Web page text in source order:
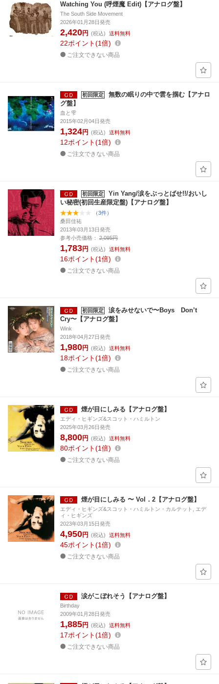
Watching You (呼煙魔 Edit)【アナログ盤】
The South Side Movement
2026年01月28日発売
2,420円 (税込) 送料無料
22ポイント 1倍
ご注文できない商品
初回限定
無数の眠りの中で雲を掴む【アナロ
グ盤】
血と雫
2015年02月04日発売
1,324円 (税込) 送料無料
12ポイント 1倍
ご注文できない商品
初回限定
Yin Yang/涙をぶっとばせ!!/おいし
い秘密(初回生産限定盤)【アナログ盤】
（3件）
桑田佳祐
2013年03月13日発売
参考小売価格：
2,095円
1,783円 (税込) 送料無料
16ポイント 1倍
ご注文できない商品
初回限定
涙をみせないで〜Boys Don’t
Cry〜【アナログ盤】
Wink
2018年04月27日発売
1,980円 (税込) 送料無料
18ポイント 1倍
ご注文できない商品
煙が目にしみる【アナログ盤】
エディ・ヒギンズ&スコット・ハミルトン
2025年03月26日発売
8,800円 (税込) 送料無料
80ポイント 1倍
ご注文できない商品
煙が目にしみる 〜 Vol．2【アナログ盤】
エディ・ヒギンズ&スコット・ハミルトン・カルテット, エデ
ィ・ヒギンズ
2023年03月15日発売
4,950円 (税込) 送料無料
45ポイント 1倍
ご注文できない商品
涙がこぼれそう【アナログ盤】
Birthday
2009年01月28日発売
1,885円 (税込) 送料無料
17ポイント 1倍
ご注文できない商品